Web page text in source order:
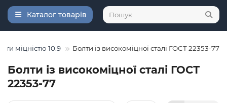
Каталог товарів
міцністю 10.9 Болти із високоміцної сталі ГОСТ 22353-77
Болти із високоміцної сталі ГОСТ
22353-77